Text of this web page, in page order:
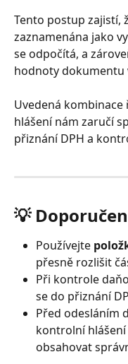
Tento postup zajistí,
zaznamenána jako
se odpočítá, a
hodnoty dokumentu
Uvedená
hlášení nám zaručí
přiznání DPH a
💡
Používejte
přesně rozlišit
Při kontrole
se do přiznání
Před odesláním
kontrolní hlášení
obsahovat